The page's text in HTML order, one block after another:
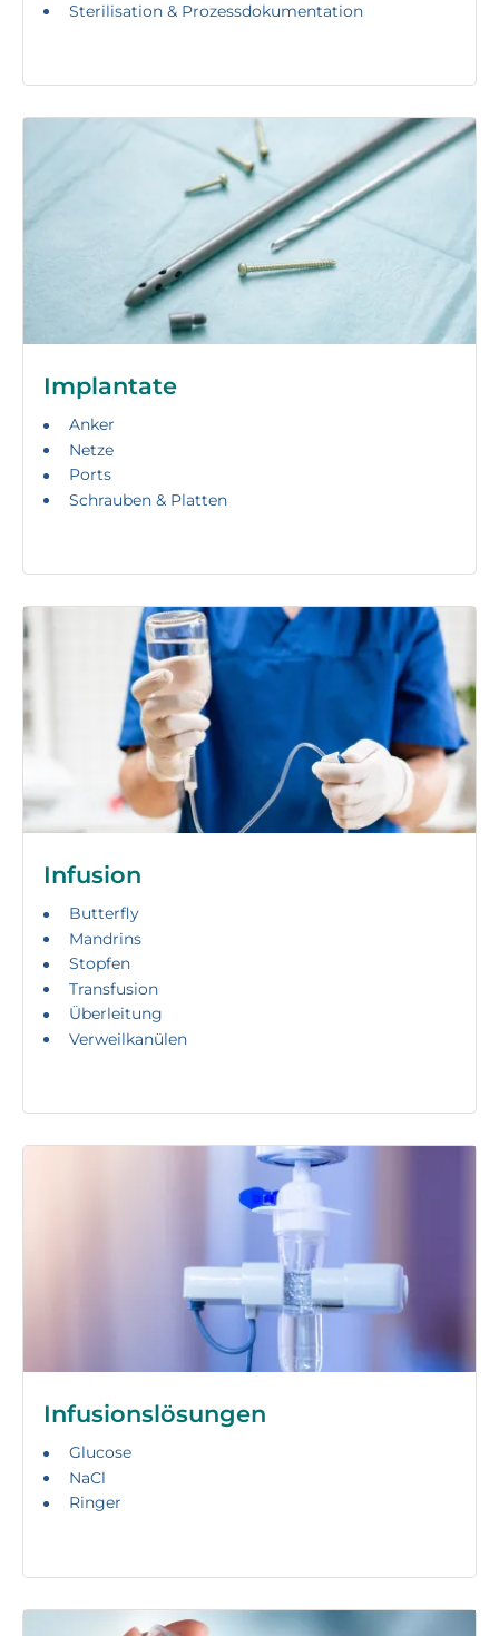
Sterilisation & Prozessdokumentation
Implantate
Anker
Netze
Ports
Schrauben & Platten
Infusion
Butterfly
Mandrins
Stopfen
Transfusion
Überleitung
Verweilkanülen
Infusionslösungen
Glucose
NaCl
Ringer